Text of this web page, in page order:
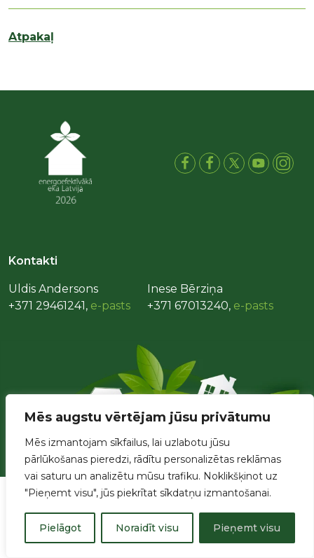
Mēs augstu vērtējam jūsu privātumu
Mēs izmantojam sīkfailus, lai uzlabotu jūsu
pārlūkošanas pieredzi, rādītu personalizētas reklāmas
vai saturu un analizētu mūsu trafiku. Noklikšķinot uz
"Pieņemt visu", jūs piekrītat sīkdatņu izmantošanai.
Pielāgot Noraidīt visu Pieņemt visu
Atpakaļ
Kontakti
Uldis Andersons
+371 29461241, e-pasts
Inese Bērziņa
+371 67013240, e-pasts